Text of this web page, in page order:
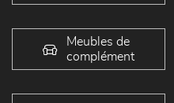
Meubles de
complément